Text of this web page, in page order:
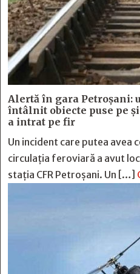
Alertă în gara Petroșani:
întâlnit obiecte puse pe
a intrat pe fir
Un incident care putea avea
circulația feroviară a avut
stația CFR Petroșani. Un […]